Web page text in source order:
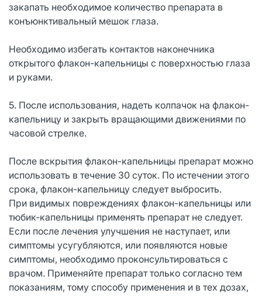
закапать необходимое количество препарата в
конъюнктивальный мешок глаза.
Необходимо избегать контактов наконечника
открытого флакон-капельницы с поверхностью глаза
и руками.
5. После использования, надеть колпачок на флакон-
капельницу и закрыть вращающими движениями по
часовой стрелке.
После вскрытия флакон-капельницы препарат можно
использовать в течение 30 суток. По истечении этого
срока, флакон-капельницу следует выбросить.
При видимых повреждениях флакон-капельницы или
тюбик-капельницы применять препарат не следует.
Если после лечения улучшения не наступает, или
симптомы усугубляются, или появляются новые
симптомы, необходимо проконсультироваться с
врачом. Применяйте препарат только согласно тем
показаниям, тому способу применения и в тех дозах,